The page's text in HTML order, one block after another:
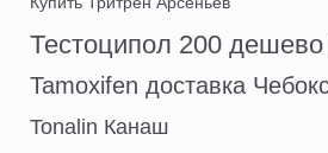
Тестоципол 200
Tamoxifen доставка
Tonalin Канаш